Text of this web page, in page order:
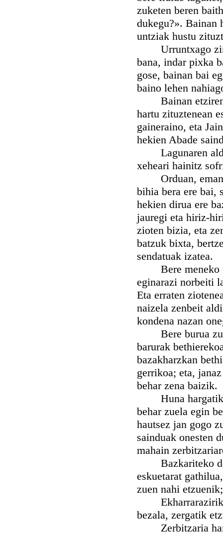
zuketen beren
dukegu?». Bainan
untziak hustu
Urruntxago
bana, indar pixka
gose, bainan bai
baino lehen
Bainan etziren
hartu zituztenean
gaineraino, eta
hekien Abade
Lagunaren
xeheari hainitz
Orduan, eman
bihia bera ere bai,
hekien dirua ere
jauregi eta hiriz-
zioten bizia, eta
batzuk bixta,
sendatuak izatea.
Bere meneko
eginarazi norbeiti
Eta erraten
naizela zenbeit
kondena nazan
Bere burua
barurak
bazakharzkan
gerrikoa; eta,
behar zena baizik.
Huna hargatik
behar zuela egin
hautsez jan gogo
sainduak onesten
mahain
Bazkariteko
eskuetarat
zuen nahi
Ekharrarazirik
bezala, zergatik
Zerbitzaria